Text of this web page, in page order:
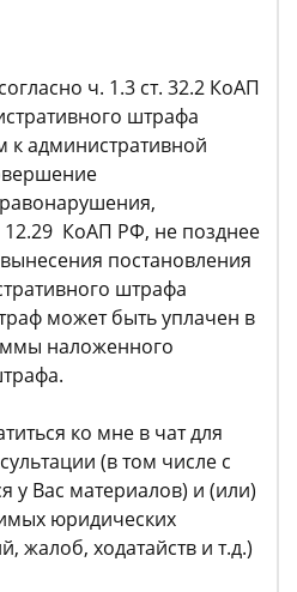
ч. 1.3 ст. 32.2 КоАП
штрафа
административной
12.29 КоАП РФ, не позднее
постановления
штрафа
может быть уплачен в
наложенного
ко мне в чат для
(в том числе с
Вас материалов) и (или)
юридических
жалоб, ходатайств и т.д.)